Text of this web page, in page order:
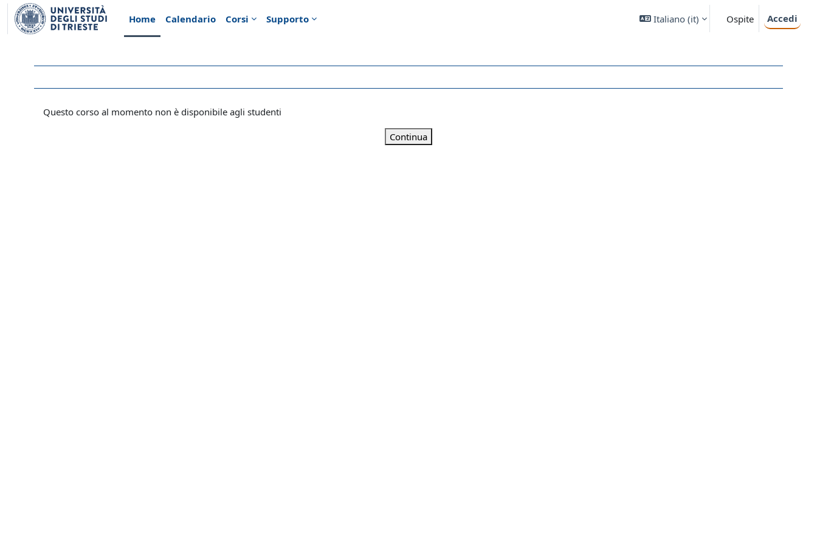
Vai al contenuto principale
Home
Calendario Corsi Supporto Italiano ‎(it)‎ Ospite Accedi
Questo corso al momento non è disponibile agli studenti
Continua